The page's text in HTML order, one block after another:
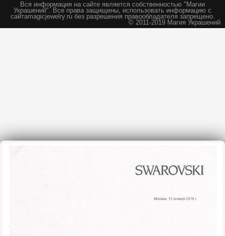
Вся информация на сайте является собственностью "Магии
Украшений". Все права защищены, использовать информацию с
сайтаmagicjewelry.ru без разрешения правообладателя запрещено.
© 2011-2019 Магия Украшений